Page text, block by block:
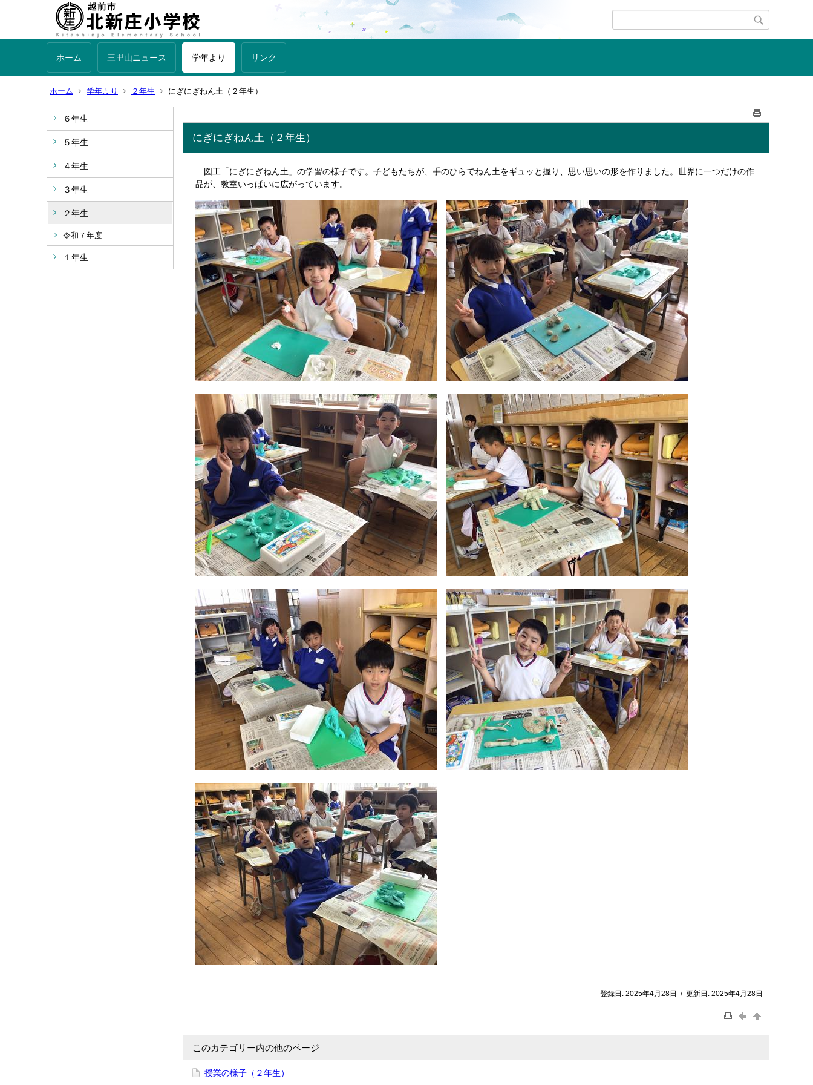
ホーム 三里山ニュース 学年より リンク
ホーム 学年より ２年生 にぎにぎねん土（２年生）
６年生
５年生
４年生
３年生
２年生
令和７年度
１年生
にぎにぎねん土（２年生）
図工「にぎにぎねん土」の学習の様子です。子どもたちが、手のひらでねん土をギュッと握り、思い思いの形を作りました。世界に一つだけの作
品が、教室いっぱいに広がっています。
登録日: 2025年4月28日 / 更新日: 2025年4月28日
このカテゴリー内の他のページ
授業の様子（２年生）